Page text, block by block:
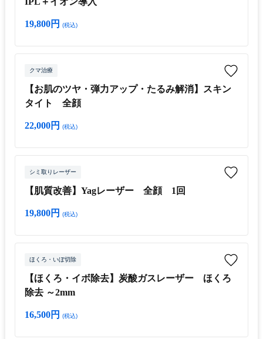
19,800円 (税込)
クマ治療
【お肌のツヤ・弾力アップ・たるみ解消】スキン
タイト 全顔
22,000円 (税込)
シミ取りレーザー
【肌質改善】Yagレーザー 全顔 1回
19,800円 (税込)
ほくろ・いぼ切除
【ほくろ・イボ除去】炭酸ガスレーザー ほくろ
除去 ～2mm
16,500円 (税込)